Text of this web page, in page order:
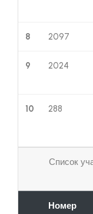
8 2097
9 2024
10 288
Список
Номер